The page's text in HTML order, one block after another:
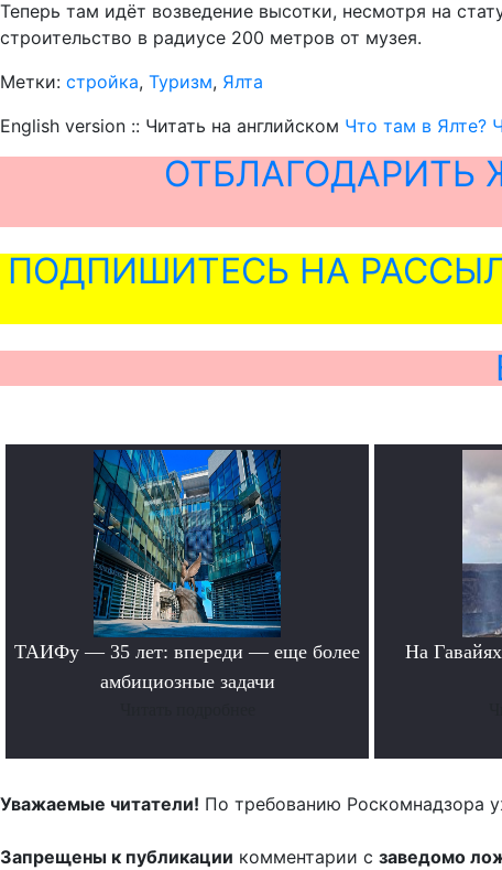
Теперь там идёт возведение высотки, несмотря на
строительство в радиусе 200 метров от музея.
Метки: стройка, Туризм, Ялта
English version :: Читать на английском Что там в Ялте?
ОТБЛАГОДАРИТЬ
ПОДПИШИТЕСЬ НА
ТАИФу — 35 лет: впереди — еще более
амбициозные задачи
На
Уважаемые читатели! По требованию Роскомнадзора
Запрещены к публикации комментарии с заведомо